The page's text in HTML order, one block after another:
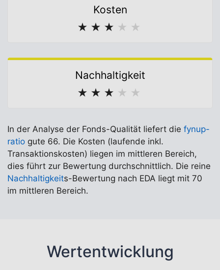
Kosten
★ ★ ★ ★ ★
Nachhaltigkeit
★ ★ ★ ★ ★
In der Analyse der Fonds-Qualität liefert die fynup-
ratio gute 66. Die Kosten (laufende inkl.
Transaktionskosten) liegen im mittleren Bereich,
dies führt zur Bewertung durchschnittlich. Die reine
Nachhaltigkeits-Bewertung nach EDA liegt mit 70
im mittleren Bereich.
Wertentwicklung